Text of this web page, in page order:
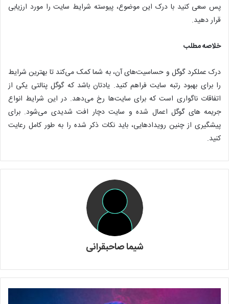
پس سعی کنید با درک این موضوع، پیوسته شرایط سایت را مورد ارزیابی
قرار دهید.
خلاصه مطلب
درک عملکرد گوگل و حساسیت‌های آن، به شما کمک می‌کند تا بهترین شرایط
را برای بهبود رتبه سایت فراهم کنید. یادتان باشد که گوگل پنالتی یکی از
اتفاقات ناگواری است که برای سایت‌ها رخ می‌دهد. در این شرایط انواع
جریمه های گوگل اعمال شده و سایت دچار افت شدیدی می‌شود. برای
پیشگیری از چنین رویدادهایی، باید نکات ذکر شده را به طور کامل رعایت
کنید.
شیما صاحبقرانی